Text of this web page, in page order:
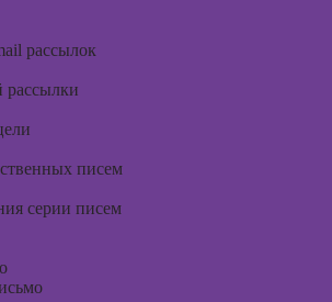
рассылок
рассылки
писем
серии писем